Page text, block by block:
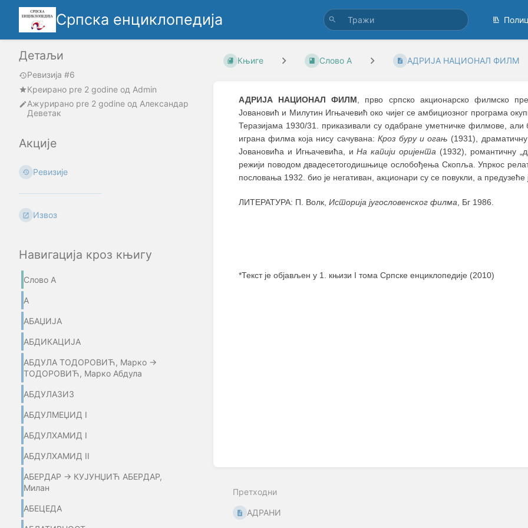
Српска енциклопедија
Детаљи
Ревизија #6
Креирано pre 2 godine oд Admin
Ажурирано pre 2 godine од Александар
Деветак
Акције
Ревизије
Извоз
Навигација кроз књигу
Слово А
А
АБАЏИЈA
АБДИКАЦИЈА
АБДУЛА ТОДОРОВИЋ, Марко →
ТОДОРОВИЋ, Марко Абдула
АБДУЛАЗИЗ
АБДУЛМЕЏИД I
АБДУЛХАМИД I
АБДУЛХАМИД II
АБЕРДАР → КУЈУНЏИЋ АБЕРДАР,
Милан
АБЕЦЕДА
Књиге Слово А АДРИЈА НАЦИОНАЛ ФИЛМ
АДРИЈА НАЦИОНАЛ ФИЛМ, прво српско акционарско филмско
Јовановић и Милутин Игњачевић око чијег се амбициозног програма
Теразијама 1930/31. приказивали су одабране уметничке филмове,
играна филма која нису сачувана: Кроз буру и огањ (1931),
Јовановића и Игњачевића, иНа капији оријента (1932), романтичну
режији поводом двадесетогодишњице ослобођења Скопља. Упркос
пословања 1932. био је негативан, акционари су се повукли, а предузеће
ЛИТЕРАТУРА: П. Волк, Историја југословенског филма , Бг 1986.
*Текст је објављен у 1. књизи I тома Српске енциклопедије (2010)
Претходни
АДРАНИ